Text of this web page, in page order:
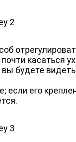
касаться
будете видеть
если его